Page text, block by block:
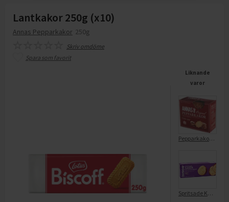
Lantkakor 250g (x10)
Annas Pepparkakor 250g
Skriv omdöme
Spara som favorit
Liknande
varor
Pepparkakor Original
Spritsade Kakor Med Mjölkchoklad